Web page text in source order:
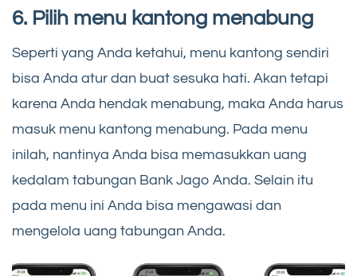
6. Pilih menu kantong menabung
Seperti yang Anda ketahui, menu kantong sendiri
bisa Anda atur dan buat sesuka hati. Akan tetapi
karena Anda hendak menabung, maka Anda harus
masuk menu kantong menabung. Pada menu
inilah, nantinya Anda bisa memasukkan uang
kedalam tabungan Bank Jago Anda. Selain itu
pada menu ini Anda bisa mengawasi dan
mengelola uang tabungan Anda.